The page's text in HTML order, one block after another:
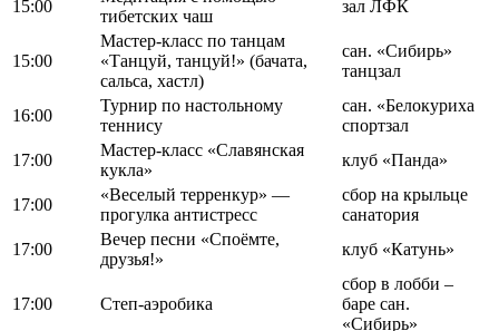
15:00
тибетских чаш
зал ЛФК
15:00
Мастер-класс по танцам
«Танцуй, танцуй!» (бачата,
сальса, хастл)
сан. «Сибирь»
танцзал
16:00
Турнир по настольному
теннису
сан. «Белокуриха
спортзал
17:00
Мастер-класс «Славянская
кукла»
клуб «Панда»
17:00
«Веселый терренкур» —
прогулка антистресс
сбор на крыльце
санатория
17:00
Вечер песни «Споёмте,
друзья!»
клуб «Катунь»
17:00 Степ-аэробика
сбор в лобби –
баре сан.
«Сибирь»